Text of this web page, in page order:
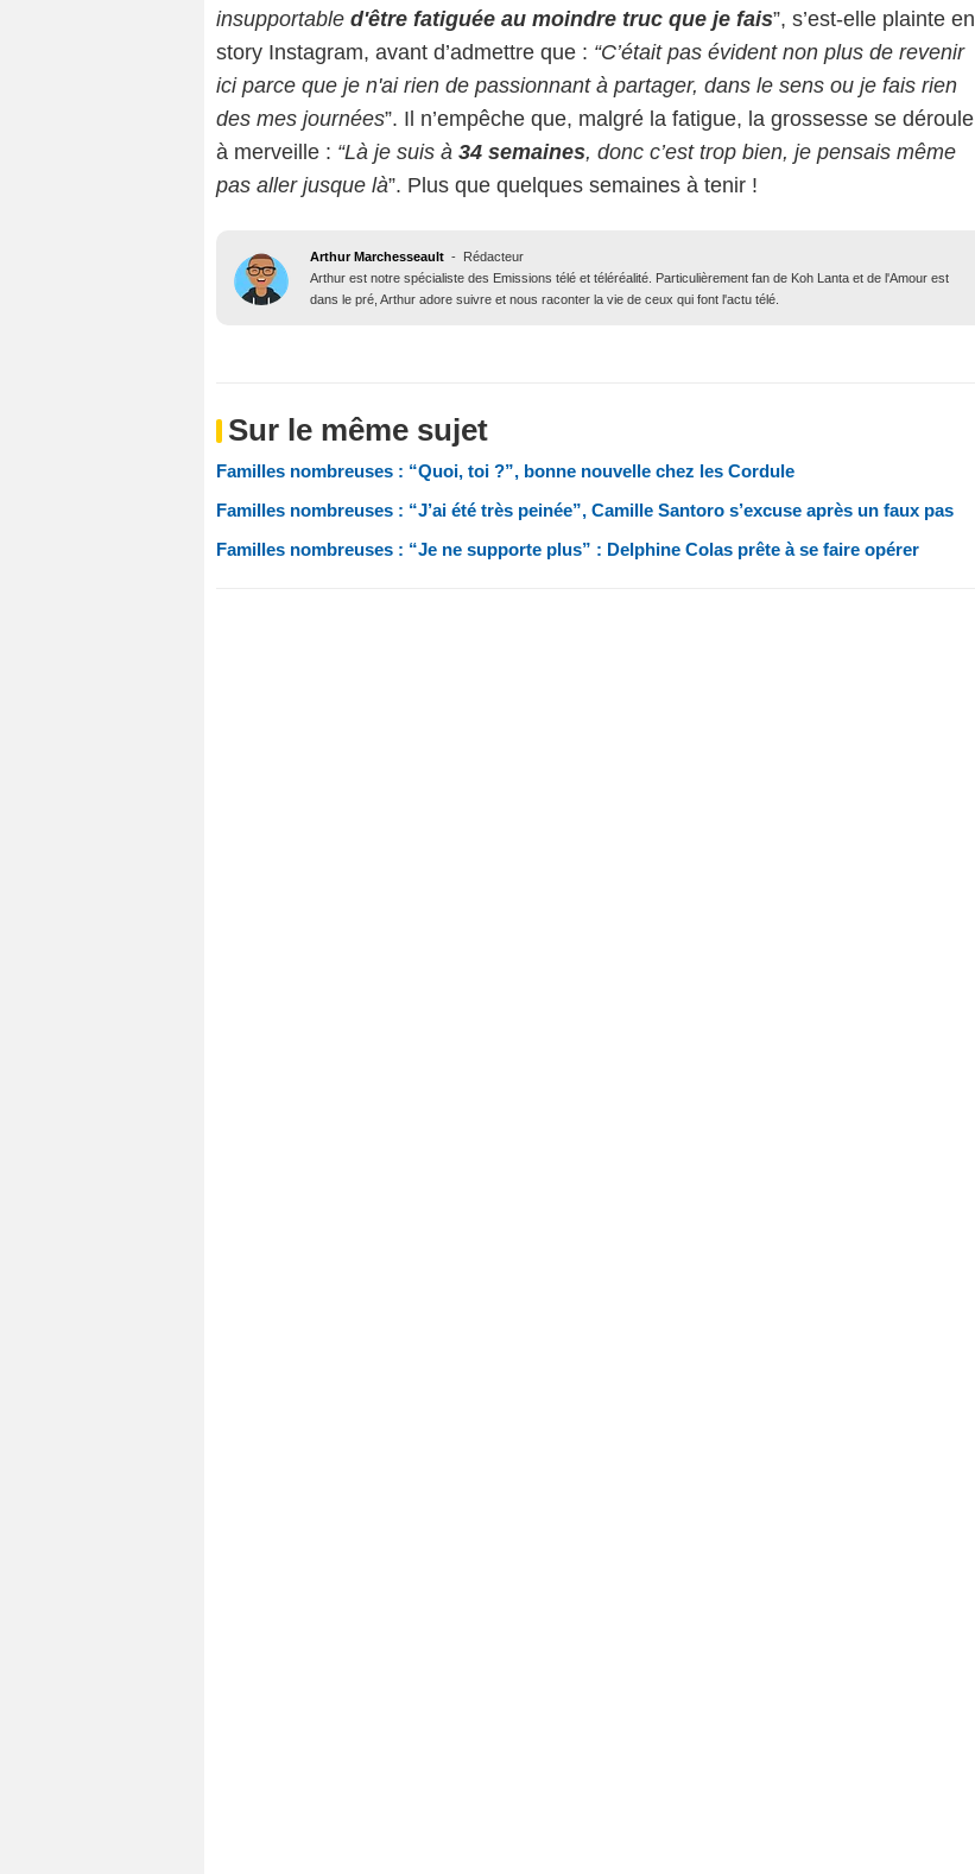
insupportable d'être fatiguée au moindre truc que je fais”, s’est-elle plainte en
story Instagram, avant d’admettre que : “C’était pas évident non plus de revenir
ici parce que je n'ai rien de passionnant à partager, dans le sens ou je fais rien
des mes journées”. Il n’empêche que, malgré la fatigue, la grossesse se déroule
à merveille : “Là je suis à 34 semaines, donc c’est trop bien, je pensais même
pas aller jusque là”. Plus que quelques semaines à tenir !
Arthur Marchesseault -
Rédacteur
Arthur est notre spécialiste des Emissions télé et téléréalité. Particulièrement fan de Koh Lanta et de l'Amour est
dans le pré, Arthur adore suivre et nous raconter la vie de ceux qui font l'actu télé.
Sur le même sujet
Familles nombreuses : “Quoi, toi ?”, bonne nouvelle chez les Cordule
Familles nombreuses : “J’ai été très peinée”, Camille Santoro s’excuse après un faux pas
Familles nombreuses : “Je ne supporte plus” : Delphine Colas prête à se faire opérer